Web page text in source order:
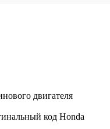
двигателя
код Honda